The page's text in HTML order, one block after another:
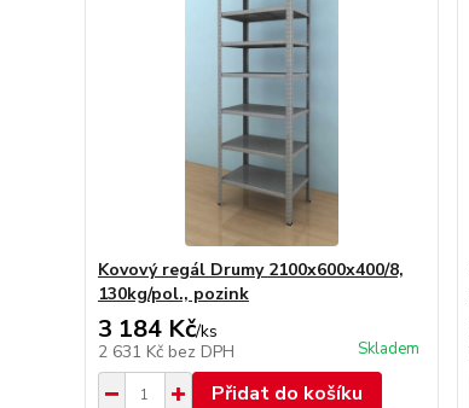
Kovový regál Drumy 2100x600x400/8,
130kg/pol., pozink
3 184 Kč/ks
2 631 Kč bez DPH Skladem
Přidat do košíku